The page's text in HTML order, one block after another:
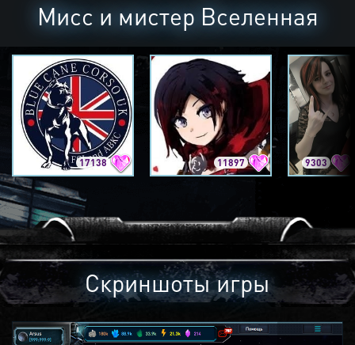
Мисс и мистер Вселенная
17138 11897 9303
Скриншоты игры